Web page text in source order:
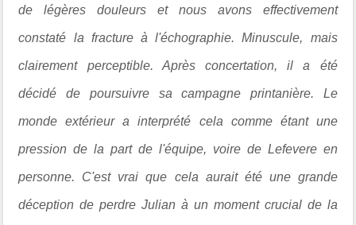
de légères douleurs et nous avons effectivement
constaté la fracture à l'échographie. Minuscule, mais
clairement perceptible. Après concertation, il a été
décidé de poursuivre sa campagne printanière. Le
monde extérieur a interprété cela comme étant une
pression de la part de l'équipe, voire de Lefevere en
personne. C'est vrai que cela aurait été une grande
déception de perdre Julian à un moment crucial de la